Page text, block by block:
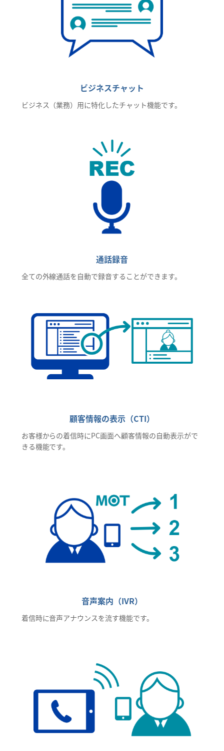
ビジネスチャット
ビジネス（業務）用に特化したチャット機能です。
通話録音
全ての外線通話を自動で録音することができます。
顧客情報の表示（CTI）
お客様からの着信時にPC画面へ顧客情報の自動表示がで
きる機能です。
音声案内（IVR）
着信時に音声アナウンスを流す機能です。